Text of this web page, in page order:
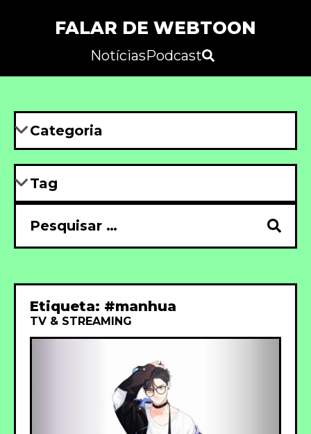
FALAR DE WEBTOON
NotíciasPodcast
Etiqueta: #manhua
TV & STREAMING